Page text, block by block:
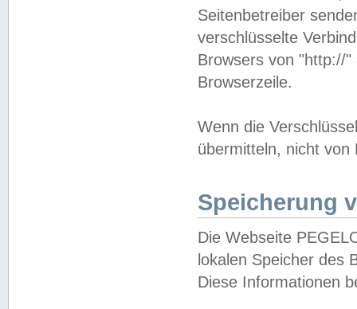
Seitenbetreiber
verschlüsselte
Browsers von "http://
Browserzeile.
Wenn die
übermitteln, nicht von
Speicherung
Die Webseite
lokalen Speicher des
Diese Informationen